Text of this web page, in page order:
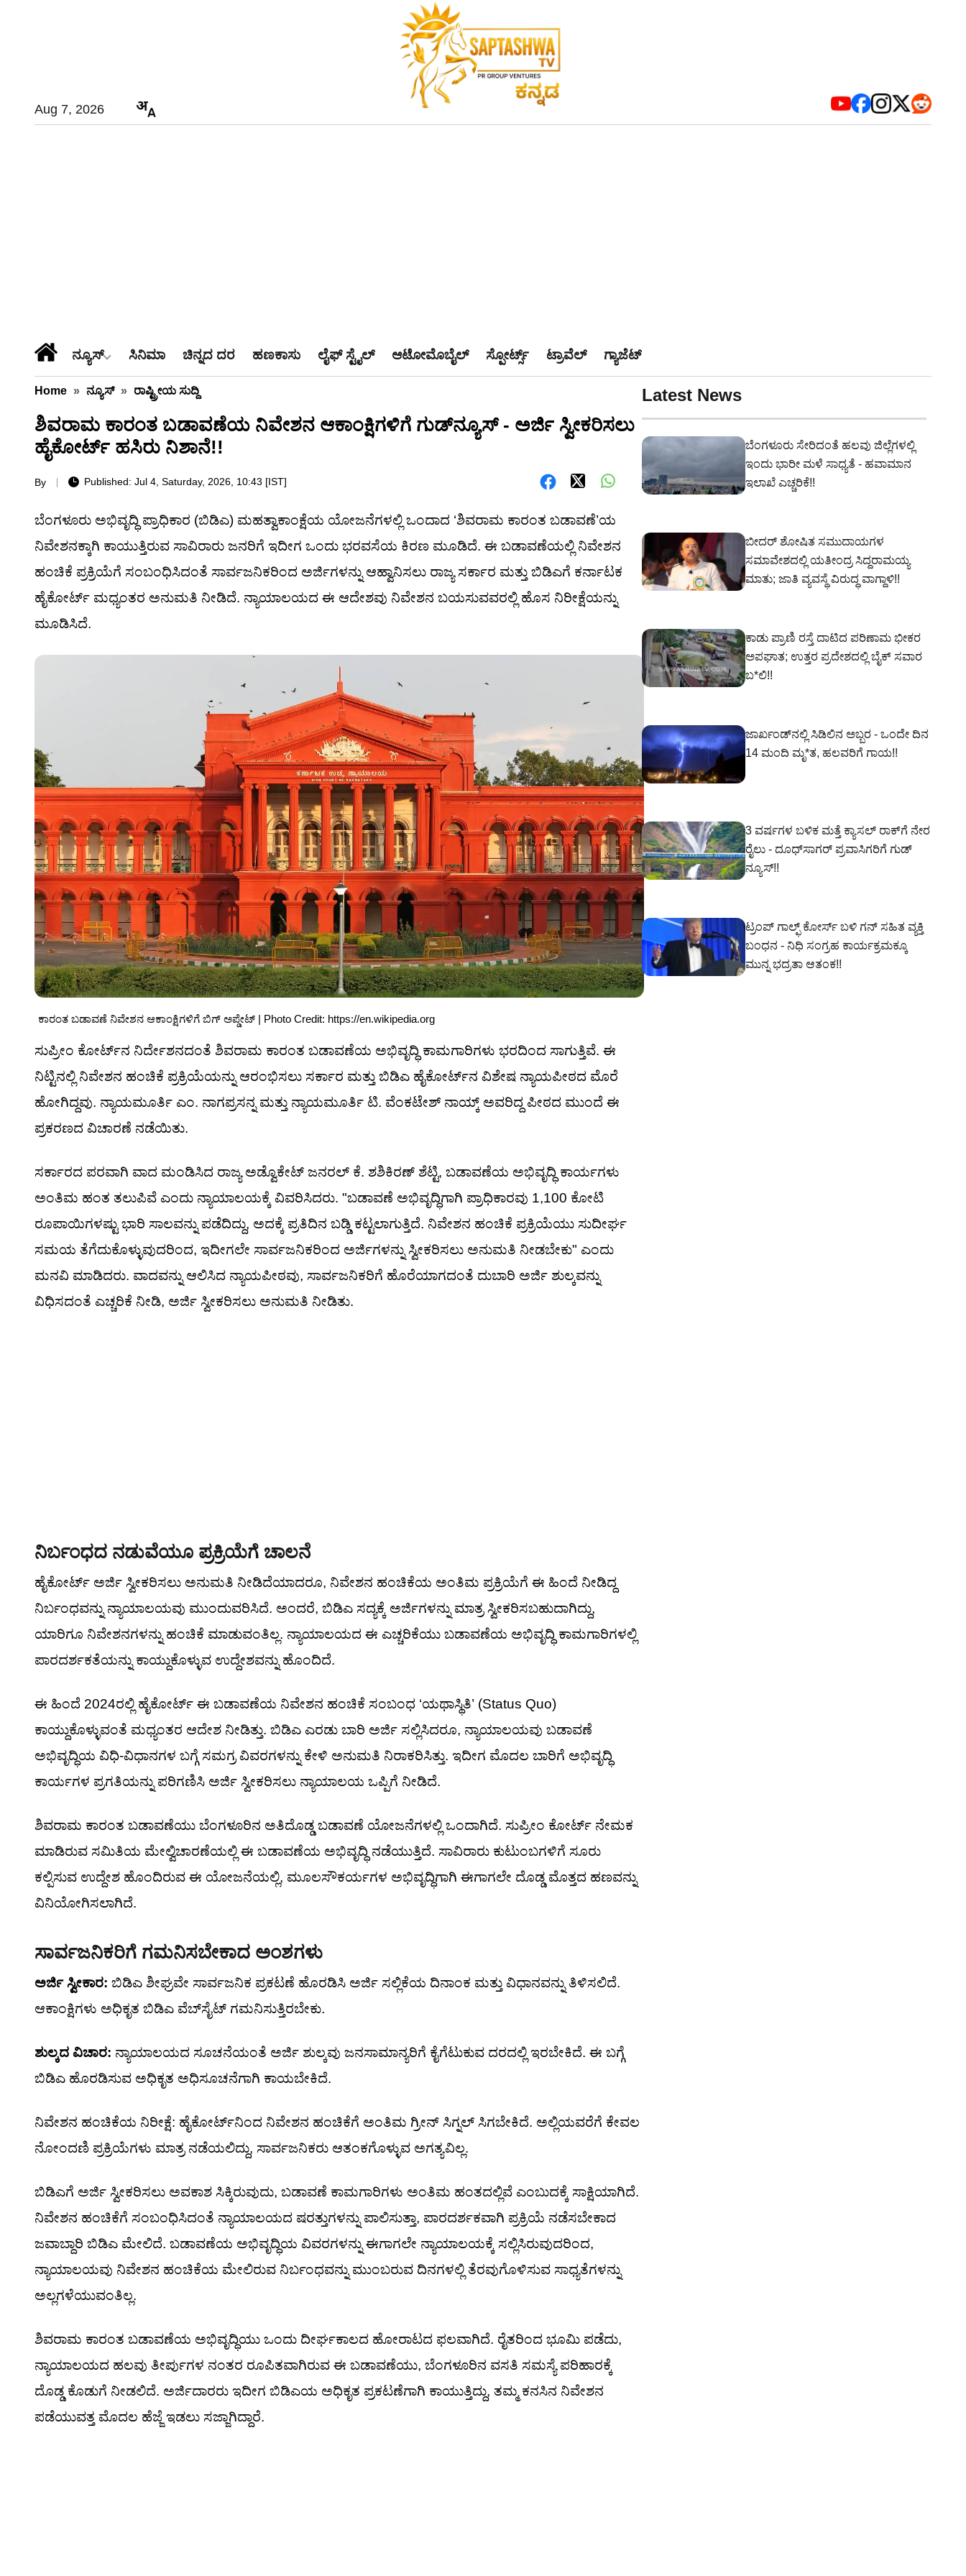
Aug 7, 2026
ನ್ಯೂಸ್ ಸಿನಿಮಾ ಚಿನ್ನದ ದರ ಹಣಕಾಸು ಲೈಫ್ ಸ್ಟೈಲ್ ಆಟೋಮೊಬೈಲ್ ಸ್ಪೋರ್ಟ್ಸ್ ಟ್ರಾವೆಲ್ ಗ್ಯಾಜೆಟ್
Home » ನ್ಯೂಸ್ » ರಾಷ್ಟ್ರೀಯ ಸುದ್ದಿ
ಶಿವರಾಮ ಕಾರಂತ ಬಡಾವಣೆಯ ನಿವೇಶನ ಆಕಾಂಕ್ಷಿಗಳಿಗೆ ಗುಡ್‌ನ್ಯೂಸ್ - ಅರ್ಜಿ ಸ್ವೀಕರಿಸಲು
ಹೈಕೋರ್ಟ್ ಹಸಿರು ನಿಶಾನೆ!!
By Published: Jul 4, Saturday, 2026, 10:43 [IST]
ಬೆಂಗಳೂರು ಅಭಿವೃದ್ಧಿ ಪ್ರಾಧಿಕಾರ (ಬಿಡಿಎ) ಮಹತ್ವಾಕಾಂಕ್ಷೆಯ ಯೋಜನೆಗಳಲ್ಲಿ ಒಂದಾದ ‘ಶಿವರಾಮ ಕಾರಂತ ಬಡಾವಣೆ’ಯ
ನಿವೇಶನಕ್ಕಾಗಿ ಕಾಯುತ್ತಿರುವ ಸಾವಿರಾರು ಜನರಿಗೆ ಇದೀಗ ಒಂದು ಭರವಸೆಯ ಕಿರಣ ಮೂಡಿದೆ. ಈ ಬಡಾವಣೆಯಲ್ಲಿ ನಿವೇಶನ
ಹಂಚಿಕೆ ಪ್ರಕ್ರಿಯೆಗೆ ಸಂಬಂಧಿಸಿದಂತೆ ಸಾರ್ವಜನಿಕರಿಂದ ಅರ್ಜಿಗಳನ್ನು ಆಹ್ವಾನಿಸಲು ರಾಜ್ಯ ಸರ್ಕಾರ ಮತ್ತು ಬಿಡಿಎಗೆ ಕರ್ನಾಟಕ
ಹೈಕೋರ್ಟ್ ಮಧ್ಯಂತರ ಅನುಮತಿ ನೀಡಿದೆ. ನ್ಯಾಯಾಲಯದ ಈ ಆದೇಶವು ನಿವೇಶನ ಬಯಸುವವರಲ್ಲಿ ಹೊಸ ನಿರೀಕ್ಷೆಯನ್ನು
ಮೂಡಿಸಿದೆ.
ಕಾರಂತ ಬಡಾವಣೆ ನಿವೇಶನ ಆಕಾಂಕ್ಷಿಗಳಿಗೆ ಬಿಗ್ ಅಪ್ಡೇಟ್ | Photo Credit: https://en.wikipedia.org
ಸುಪ್ರೀಂ ಕೋರ್ಟ್‌ನ ನಿರ್ದೇಶನದಂತೆ ಶಿವರಾಮ ಕಾರಂತ ಬಡಾವಣೆಯ ಅಭಿವೃದ್ಧಿ ಕಾಮಗಾರಿಗಳು ಭರದಿಂದ ಸಾಗುತ್ತಿವೆ. ಈ
ನಿಟ್ಟಿನಲ್ಲಿ ನಿವೇಶನ ಹಂಚಿಕೆ ಪ್ರಕ್ರಿಯೆಯನ್ನು ಆರಂಭಿಸಲು ಸರ್ಕಾರ ಮತ್ತು ಬಿಡಿಎ ಹೈಕೋರ್ಟ್‌ನ ವಿಶೇಷ ನ್ಯಾಯಪೀಠದ ಮೊರೆ
ಹೋಗಿದ್ದವು. ನ್ಯಾಯಮೂರ್ತಿ ಎಂ. ನಾಗಪ್ರಸನ್ನ ಮತ್ತು ನ್ಯಾಯಮೂರ್ತಿ ಟಿ. ವೆಂಕಟೇಶ್ ನಾಯ್ಕ್ ಅವರಿದ್ದ ಪೀಠದ ಮುಂದೆ ಈ
ಪ್ರಕರಣದ ವಿಚಾರಣೆ ನಡೆಯಿತು.
ಸರ್ಕಾರದ ಪರವಾಗಿ ವಾದ ಮಂಡಿಸಿದ ರಾಜ್ಯ ಅಡ್ವೊಕೇಟ್ ಜನರಲ್ ಕೆ. ಶಶಿಕಿರಣ್ ಶೆಟ್ಟಿ, ಬಡಾವಣೆಯ ಅಭಿವೃದ್ಧಿ ಕಾರ್ಯಗಳು
ಅಂತಿಮ ಹಂತ ತಲುಪಿವೆ ಎಂದು ನ್ಯಾಯಾಲಯಕ್ಕೆ ವಿವರಿಸಿದರು. "ಬಡಾವಣೆ ಅಭಿವೃದ್ಧಿಗಾಗಿ ಪ್ರಾಧಿಕಾರವು 1,100 ಕೋಟಿ
ರೂಪಾಯಿಗಳಷ್ಟು ಭಾರಿ ಸಾಲವನ್ನು ಪಡೆದಿದ್ದು, ಅದಕ್ಕೆ ಪ್ರತಿದಿನ ಬಡ್ಡಿ ಕಟ್ಟಲಾಗುತ್ತಿದೆ. ನಿವೇಶನ ಹಂಚಿಕೆ ಪ್ರಕ್ರಿಯೆಯು ಸುದೀರ್ಘ
ಸಮಯ ತೆಗೆದುಕೊಳ್ಳುವುದರಿಂದ, ಇದೀಗಲೇ ಸಾರ್ವಜನಿಕರಿಂದ ಅರ್ಜಿಗಳನ್ನು ಸ್ವೀಕರಿಸಲು ಅನುಮತಿ ನೀಡಬೇಕು" ಎಂದು
ಮನವಿ ಮಾಡಿದರು. ವಾದವನ್ನು ಆಲಿಸಿದ ನ್ಯಾಯಪೀಠವು, ಸಾರ್ವಜನಿಕರಿಗೆ ಹೊರೆಯಾಗದಂತೆ ದುಬಾರಿ ಅರ್ಜಿ ಶುಲ್ಕವನ್ನು
ವಿಧಿಸದಂತೆ ಎಚ್ಚರಿಕೆ ನೀಡಿ, ಅರ್ಜಿ ಸ್ವೀಕರಿಸಲು ಅನುಮತಿ ನೀಡಿತು.
ನಿರ್ಬಂಧದ ನಡುವೆಯೂ ಪ್ರಕ್ರಿಯೆಗೆ ಚಾಲನೆ
ಹೈಕೋರ್ಟ್ ಅರ್ಜಿ ಸ್ವೀಕರಿಸಲು ಅನುಮತಿ ನೀಡಿದೆಯಾದರೂ, ನಿವೇಶನ ಹಂಚಿಕೆಯ ಅಂತಿಮ ಪ್ರಕ್ರಿಯೆಗೆ ಈ ಹಿಂದೆ ನೀಡಿದ್ದ
ನಿರ್ಬಂಧವನ್ನು ನ್ಯಾಯಾಲಯವು ಮುಂದುವರಿಸಿದೆ. ಅಂದರೆ, ಬಿಡಿಎ ಸದ್ಯಕ್ಕೆ ಅರ್ಜಿಗಳನ್ನು ಮಾತ್ರ ಸ್ವೀಕರಿಸಬಹುದಾಗಿದ್ದು,
ಯಾರಿಗೂ ನಿವೇಶನಗಳನ್ನು ಹಂಚಿಕೆ ಮಾಡುವಂತಿಲ್ಲ. ನ್ಯಾಯಾಲಯದ ಈ ಎಚ್ಚರಿಕೆಯು ಬಡಾವಣೆಯ ಅಭಿವೃದ್ಧಿ ಕಾಮಗಾರಿಗಳಲ್ಲಿ
ಪಾರದರ್ಶಕತೆಯನ್ನು ಕಾಯ್ದುಕೊಳ್ಳುವ ಉದ್ದೇಶವನ್ನು ಹೊಂದಿದೆ.
ಈ ಹಿಂದೆ 2024ರಲ್ಲಿ ಹೈಕೋರ್ಟ್ ಈ ಬಡಾವಣೆಯ ನಿವೇಶನ ಹಂಚಿಕೆ ಸಂಬಂಧ ‘ಯಥಾಸ್ಥಿತಿ’ (Status Quo)
ಕಾಯ್ದುಕೊಳ್ಳುವಂತೆ ಮಧ್ಯಂತರ ಆದೇಶ ನೀಡಿತ್ತು. ಬಿಡಿಎ ಎರಡು ಬಾರಿ ಅರ್ಜಿ ಸಲ್ಲಿಸಿದರೂ, ನ್ಯಾಯಾಲಯವು ಬಡಾವಣೆ
ಅಭಿವೃದ್ಧಿಯ ವಿಧಿ-ವಿಧಾನಗಳ ಬಗ್ಗೆ ಸಮಗ್ರ ವಿವರಗಳನ್ನು ಕೇಳಿ ಅನುಮತಿ ನಿರಾಕರಿಸಿತ್ತು. ಇದೀಗ ಮೊದಲ ಬಾರಿಗೆ ಅಭಿವೃದ್ಧಿ
ಕಾರ್ಯಗಳ ಪ್ರಗತಿಯನ್ನು ಪರಿಗಣಿಸಿ ಅರ್ಜಿ ಸ್ವೀಕರಿಸಲು ನ್ಯಾಯಾಲಯ ಒಪ್ಪಿಗೆ ನೀಡಿದೆ.
ಶಿವರಾಮ ಕಾರಂತ ಬಡಾವಣೆಯು ಬೆಂಗಳೂರಿನ ಅತಿದೊಡ್ಡ ಬಡಾವಣೆ ಯೋಜನೆಗಳಲ್ಲಿ ಒಂದಾಗಿದೆ. ಸುಪ್ರೀಂ ಕೋರ್ಟ್ ನೇಮಕ
ಮಾಡಿರುವ ಸಮಿತಿಯ ಮೇಲ್ವಿಚಾರಣೆಯಲ್ಲಿ ಈ ಬಡಾವಣೆಯ ಅಭಿವೃದ್ಧಿ ನಡೆಯುತ್ತಿದೆ. ಸಾವಿರಾರು ಕುಟುಂಬಗಳಿಗೆ ಸೂರು
ಕಲ್ಪಿಸುವ ಉದ್ದೇಶ ಹೊಂದಿರುವ ಈ ಯೋಜನೆಯಲ್ಲಿ, ಮೂಲಸೌಕರ್ಯಗಳ ಅಭಿವೃದ್ಧಿಗಾಗಿ ಈಗಾಗಲೇ ದೊಡ್ಡ ಮೊತ್ತದ ಹಣವನ್ನು
ವಿನಿಯೋಗಿಸಲಾಗಿದೆ.
ಸಾರ್ವಜನಿಕರಿಗೆ ಗಮನಿಸಬೇಕಾದ ಅಂಶಗಳು
ಅರ್ಜಿ ಸ್ವೀಕಾರ: ಬಿಡಿಎ ಶೀಘ್ರವೇ ಸಾರ್ವಜನಿಕ ಪ್ರಕಟಣೆ ಹೊರಡಿಸಿ ಅರ್ಜಿ ಸಲ್ಲಿಕೆಯ ದಿನಾಂಕ ಮತ್ತು ವಿಧಾನವನ್ನು ತಿಳಿಸಲಿದೆ.
ಆಕಾಂಕ್ಷಿಗಳು ಅಧಿಕೃತ ಬಿಡಿಎ ವೆಬ್‌ಸೈಟ್ ಗಮನಿಸುತ್ತಿರಬೇಕು.
ಶುಲ್ಕದ ವಿಚಾರ: ನ್ಯಾಯಾಲಯದ ಸೂಚನೆಯಂತೆ ಅರ್ಜಿ ಶುಲ್ಕವು ಜನಸಾಮಾನ್ಯರಿಗೆ ಕೈಗೆಟುಕುವ ದರದಲ್ಲಿ ಇರಬೇಕಿದೆ. ಈ ಬಗ್ಗೆ
ಬಿಡಿಎ ಹೊರಡಿಸುವ ಅಧಿಕೃತ ಅಧಿಸೂಚನೆಗಾಗಿ ಕಾಯಬೇಕಿದೆ.
ನಿವೇಶನ ಹಂಚಿಕೆಯ ನಿರೀಕ್ಷೆ: ಹೈಕೋರ್ಟ್‌ನಿಂದ ನಿವೇಶನ ಹಂಚಿಕೆಗೆ ಅಂತಿಮ ಗ್ರೀನ್ ಸಿಗ್ನಲ್ ಸಿಗಬೇಕಿದೆ. ಅಲ್ಲಿಯವರೆಗೆ ಕೇವಲ
ನೋಂದಣಿ ಪ್ರಕ್ರಿಯೆಗಳು ಮಾತ್ರ ನಡೆಯಲಿದ್ದು, ಸಾರ್ವಜನಿಕರು ಆತಂಕಗೊಳ್ಳುವ ಅಗತ್ಯವಿಲ್ಲ.
ಬಿಡಿಎಗೆ ಅರ್ಜಿ ಸ್ವೀಕರಿಸಲು ಅವಕಾಶ ಸಿಕ್ಕಿರುವುದು, ಬಡಾವಣೆ ಕಾಮಗಾರಿಗಳು ಅಂತಿಮ ಹಂತದಲ್ಲಿವೆ ಎಂಬುದಕ್ಕೆ ಸಾಕ್ಷಿಯಾಗಿದೆ.
ನಿವೇಶನ ಹಂಚಿಕೆಗೆ ಸಂಬಂಧಿಸಿದಂತೆ ನ್ಯಾಯಾಲಯದ ಷರತ್ತುಗಳನ್ನು ಪಾಲಿಸುತ್ತಾ, ಪಾರದರ್ಶಕವಾಗಿ ಪ್ರಕ್ರಿಯೆ ನಡೆಸಬೇಕಾದ
ಜವಾಬ್ದಾರಿ ಬಿಡಿಎ ಮೇಲಿದೆ. ಬಡಾವಣೆಯ ಅಭಿವೃದ್ಧಿಯ ವಿವರಗಳನ್ನು ಈಗಾಗಲೇ ನ್ಯಾಯಾಲಯಕ್ಕೆ ಸಲ್ಲಿಸಿರುವುದರಿಂದ,
ನ್ಯಾಯಾಲಯವು ನಿವೇಶನ ಹಂಚಿಕೆಯ ಮೇಲಿರುವ ನಿರ್ಬಂಧವನ್ನು ಮುಂಬರುವ ದಿನಗಳಲ್ಲಿ ತೆರವುಗೊಳಿಸುವ ಸಾಧ್ಯತೆಗಳನ್ನು
ಅಲ್ಲಗಳೆಯುವಂತಿಲ್ಲ.
ಶಿವರಾಮ ಕಾರಂತ ಬಡಾವಣೆಯ ಅಭಿವೃದ್ಧಿಯು ಒಂದು ದೀರ್ಘಕಾಲದ ಹೋರಾಟದ ಫಲವಾಗಿದೆ. ರೈತರಿಂದ ಭೂಮಿ ಪಡೆದು,
ನ್ಯಾಯಾಲಯದ ಹಲವು ತೀರ್ಪುಗಳ ನಂತರ ರೂಪಿತವಾಗಿರುವ ಈ ಬಡಾವಣೆಯು, ಬೆಂಗಳೂರಿನ ವಸತಿ ಸಮಸ್ಯೆ ಪರಿಹಾರಕ್ಕೆ
ದೊಡ್ಡ ಕೊಡುಗೆ ನೀಡಲಿದೆ. ಅರ್ಜಿದಾರರು ಇದೀಗ ಬಿಡಿಎಯ ಅಧಿಕೃತ ಪ್ರಕಟಣೆಗಾಗಿ ಕಾಯುತ್ತಿದ್ದು, ತಮ್ಮ ಕನಸಿನ ನಿವೇಶನ
ಪಡೆಯುವತ್ತ ಮೊದಲ ಹೆಜ್ಜೆ ಇಡಲು ಸಜ್ಜಾಗಿದ್ದಾರೆ.
Latest News
ಬೆಂಗಳೂರು ಸೇರಿದಂತೆ ಹಲವು ಜಿಲ್ಲೆಗಳಲ್ಲಿ
ಇಂದು ಭಾರೀ ಮಳೆ ಸಾಧ್ಯತೆ - ಹವಾಮಾನ
ಇಲಾಖೆ ಎಚ್ಚರಿಕೆ!!
ಬೀದರ್ ಶೋಷಿತ ಸಮುದಾಯಗಳ
ಸಮಾವೇಶದಲ್ಲಿ ಯತೀಂದ್ರ ಸಿದ್ದರಾಮಯ್ಯ
ಮಾತು; ಜಾತಿ ವ್ಯವಸ್ಥೆ ವಿರುದ್ಧ ವಾಗ್ದಾಳಿ!!
ಕಾಡು ಪ್ರಾಣಿ ರಸ್ತೆ ದಾಟಿದ ಪರಿಣಾಮ ಭೀಕರ
ಅಪಘಾತ; ಉತ್ತರ ಪ್ರದೇಶದಲ್ಲಿ ಬೈಕ್ ಸವಾರ
ಬ*ಲಿ!!
ಜಾರ್ಖಂಡ್‌ನಲ್ಲಿ ಸಿಡಿಲಿನ ಅಬ್ಬರ - ಒಂದೇ ದಿನ
14 ಮಂದಿ ಮೃ*ತ, ಹಲವರಿಗೆ ಗಾಯ!!
3 ವರ್ಷಗಳ ಬಳಿಕ ಮತ್ತೆ ಕ್ಯಾಸಲ್ ರಾಕ್‌ಗೆ ನೇರ
ರೈಲು - ದೂಧ್‌ಸಾಗರ್ ಪ್ರವಾಸಿಗರಿಗೆ ಗುಡ್
ನ್ಯೂಸ್!!
ಟ್ರಂಪ್ ಗಾಲ್ಫ್ ಕೋರ್ಸ್ ಬಳಿ ಗನ್‌ ಸಹಿತ ವ್ಯಕ್ತಿ
ಬಂಧನ - ನಿಧಿ ಸಂಗ್ರಹ ಕಾರ್ಯಕ್ರಮಕ್ಕೂ
ಮುನ್ನ ಭದ್ರತಾ ಆತಂಕ!!